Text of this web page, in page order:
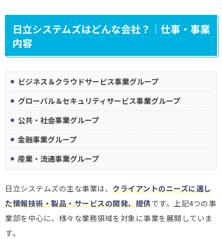
日立システムズはどんな会社？｜仕事・事業
内容
ビジネス＆クラウドサービス事業グループ
グローバル＆セキュリティサービス事業グループ
公共・社会事業グループ
金融事業グループ
産業・流通事業グループ
日立システムズの主な事業は、 クライアントのニーズに適し
た情報技術・製品・サービスの開発、提供です。上記4つの事
業部を中心に、様々な業務領域を対象に事業を展開していま
す。